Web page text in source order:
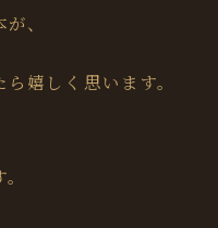
、
嬉しく思います。